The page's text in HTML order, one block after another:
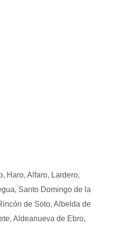
Haro, Alfaro, Lardero,
Santo Domingo de la
de Soto, Albelda de
Aldeanueva de Ebro,